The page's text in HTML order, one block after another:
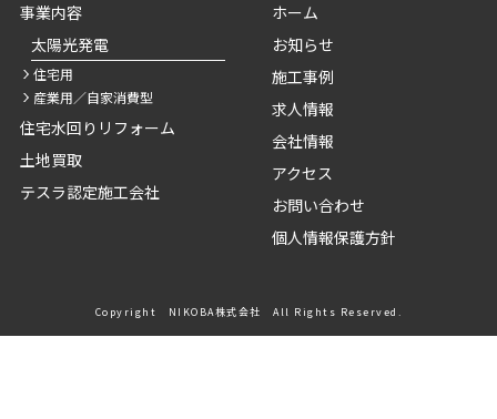
事業内容
太陽光発電
住宅用
産業用／自家消費型
住宅水回りリフォーム
土地買取
テスラ認定施工会社
ホーム
お知らせ
施工事例
求人情報
会社情報
アクセス
お問い合わせ
個人情報保護方針
Copyright NIKOBA株式会社 All Rights Reserved.